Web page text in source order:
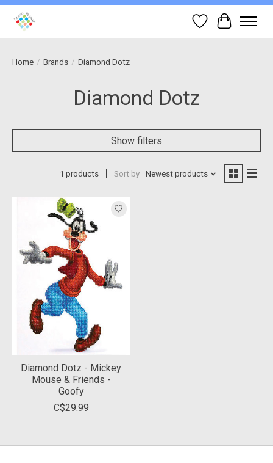
Wish List
Cart
Home / Brands / Diamond Dotz
Diamond Dotz
Show filters
1 products Sort by Newest products
Diamond Dotz - Mickey
Mouse & Friends -
Goofy
C$29.99